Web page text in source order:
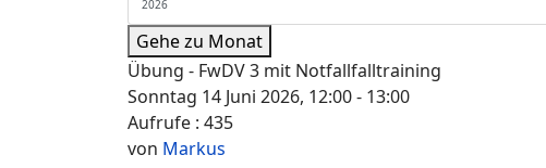
Gehe zu Monat
Übung - FwDV 3 mit Notfallfalltraining
Sonntag 14 Juni 2026, 12:00 - 13:00
Aufrufe : 435
von Markus